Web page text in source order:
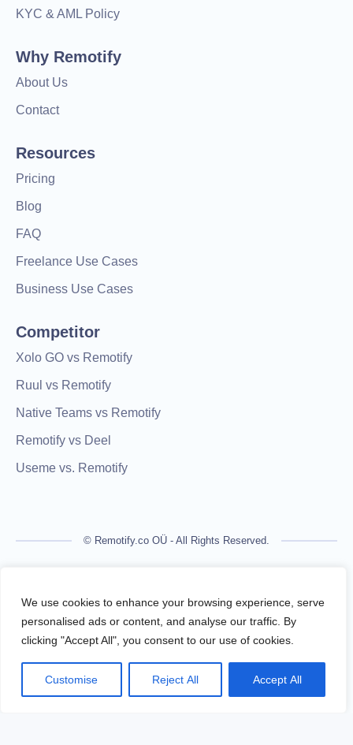
We use cookies to enhance your browsing experience, serve
personalised ads or content, and analyse our traffic. By
clicking "Accept All", you consent to our use of cookies.
Customise Reject All Accept All
KYC & AML Policy
Why Remotify
About Us
Contact
Resources
Pricing
Blog
FAQ
Freelance Use Cases
Business Use Cases
Competitor
Xolo GO vs Remotify
Ruul vs Remotify
Native Teams vs Remotify
Remotify vs Deel
Useme vs. Remotify
© Remotify.co OÜ - All Rights Reserved.
process payments directly. All transactions are handled by
regulated financial partners.
Remotify operates as a legal intermediary (reseller), issuing
VAT-compliant invoices and facilitating secure, compliant
payouts for freelancers — without requiring them to register a
business.